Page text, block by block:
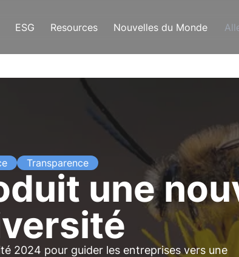
ESG Resources Nouvelles du Monde
Transparence
une
2024 pour guider les entreprises vers une